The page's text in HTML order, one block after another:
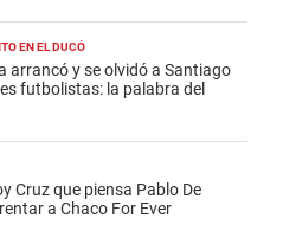
EN EL DUCÓ
arrancó y se olvidó a Santiago
futbolistas: la palabra del
Cruz que piensa Pablo De
a Chaco For Ever